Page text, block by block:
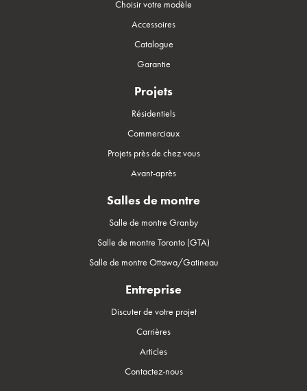
Choisir votre modèle
Accessoires
Catalogue
Garantie
Projets
Résidentiels
Commerciaux
Projets près de chez vous
Avant-après
Salles de montre
Salle de montre Granby
Salle de montre Toronto (GTA)
Salle de montre Ottawa/Gatineau
Entreprise
Discuter de votre projet
Carrières
Articles
Contactez-nous